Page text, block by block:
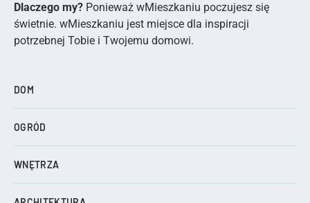
Dlaczego my? Ponieważ wMieszkaniu poczujesz się
świetnie. wMieszkaniu jest miejsce dla inspiracji
potrzebnej Tobie i Twojemu domowi.
DOM
OGRÓD
WNĘTRZA